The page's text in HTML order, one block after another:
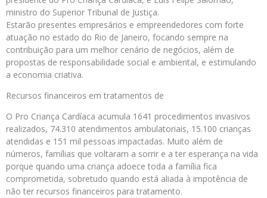
ministro do Superior Tribunal de Justiça.
Estarão presentes empresários e empreendedores com forte
atuação no estado do Rio de Janeiro, focando sempre na
contribuição para um melhor cenário de negócios, além de
propostas de responsabilidade social e ambiental, e estimulando
a economia criativa.
Recursos financeiros em tratamentos de
O Pro Criança Cardíaca acumula 1641 procedimentos invasivos
realizados, 74.310 atendimentos ambulatoriais, 15.100 crianças
atendidas e 151 mil pessoas impactadas. Muito além de
números, famílias que voltaram a sorrir e a ter esperança na vida
porque quando uma criança adoece toda a família fica
comprometida, sobretudo quando está aliada à impotência de
não ter recursos financeiros para tratamento.